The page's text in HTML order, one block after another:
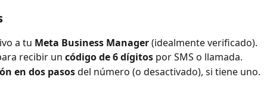
a tu Meta Business Manager (idealmente verificado).
recibir un código de 6 dígitos por SMS o llamada.
en dos pasos del número (o desactivado), si tiene uno.